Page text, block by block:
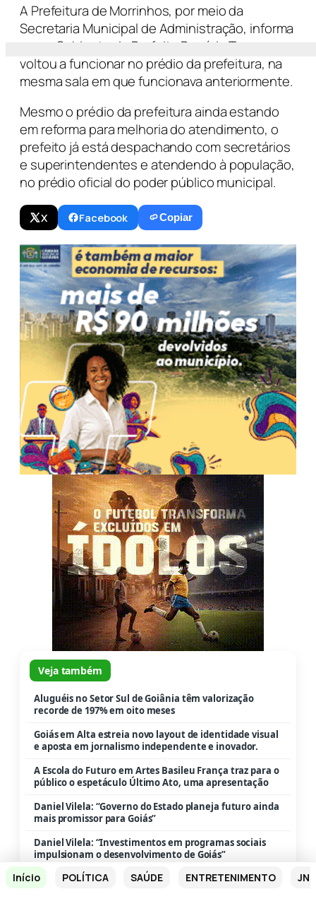
Início POLÍTICA SAÚDE ENTRETENIMENTO JN
X Facebook Copiar
A Prefeitura de Morrinhos, por meio da
Secretaria Municipal de Administração, informa
que o Gabinete do Prefeito Rogério Troncoso
voltou a funcionar no prédio da prefeitura, na
mesma sala em que funcionava anteriormente.
Mesmo o prédio da prefeitura ainda estando
em reforma para melhoria do atendimento, o
prefeito já está despachando com secretários
e superintendentes e atendendo à população,
no prédio oficial do poder público municipal.
Veja também
Aluguéis no Setor Sul de Goiânia têm valorização
recorde de 197% em oito meses
Goiás em Alta estreia novo layout de identidade visual
e aposta em jornalismo independente e inovador.
A Escola do Futuro em Artes Basileu França traz para o
público o espetáculo Último Ato, uma apresentação
Daniel Vilela: “Governo do Estado planeja futuro ainda
mais promissor para Goiás”
Daniel Vilela: “Investimentos em programas sociais
impulsionam o desenvolvimento de Goiás”
Dr. Allan Xavier lidera pesquisa em Crixás com 62,08%